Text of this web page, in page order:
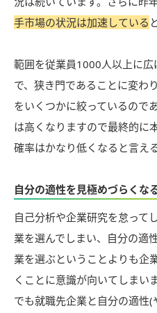
手市場の状況は加速している
範囲を従業員1000人以上に
で、狭き門であることに変わ
をいくつかに絞っているので
は高くなりますので最終的に
確率はかなり低くなると言え
自分の適性を見極めづらくな
自己分析や企業研究を怠って
業を選んでしまい、自分の適
業を選ぶということよりも企
くことに意識が向いてしまい
でも就職先企業と自分の適性